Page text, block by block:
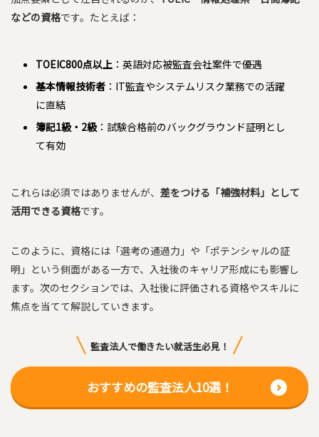
などの資格です。たとえば：
TOEIC800点以上 ：英語対応被監査会社案件で優遇
基本情報技術者 ：IT監査やシステムリスク業務での活躍
に直結
簿記1級・2級 ：試験合格前のバックグラウンド証明とし
て有効
これらは必須ではありませんが、 差をつける「補強材料」として
活用できる資格です。
このように、資格には「選考の通過力」や「ポテンシャルの証
明」という側面がある一方で、入社後のキャリア形成にも影響し
ます。次のセクションでは、入社後に評価される資格やスキルに
焦点を当てて解説していきます。
監査法人で働きたい就活生必見！
おすすめの監査法人10選！